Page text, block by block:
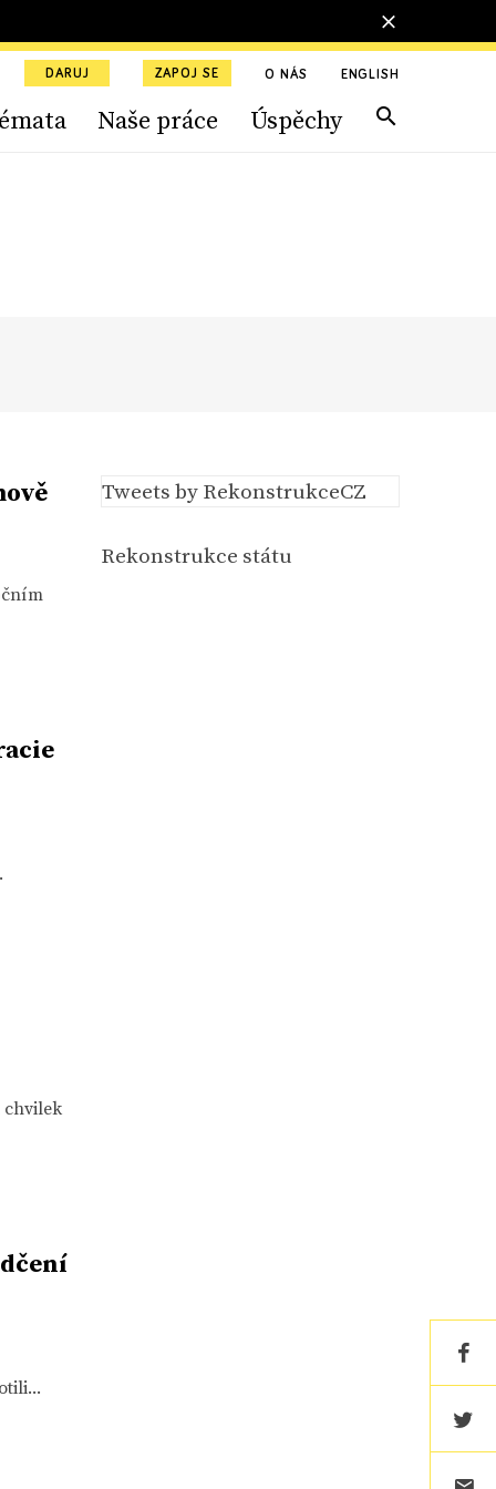
DARUJ ZAPOJ SE O NÁS ENGLISH
Naše práce Úspěchy
chvilek
Tweets by RekonstrukceCZ
Rekonstrukce státu